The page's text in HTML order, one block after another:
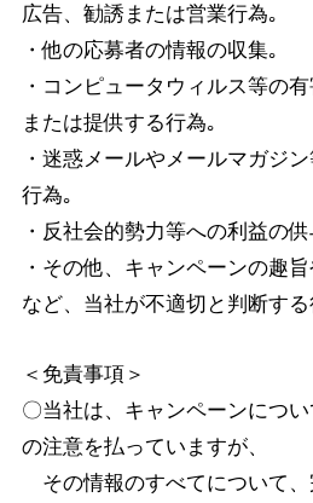
広告、勧誘または営業行為｡
・他の応募者の情報の収集｡
・コンピュータウィルス等の
または提供する行為｡
・迷惑メールやメールマガジ
行為｡
・反社会的勢力等への利益の供
・その他、キャンペーンの趣
など、当社が不適切と判断する
＜免責事項＞
〇当社は、キャンペーンにつ
の注意を払っていますが、
その情報のすべてについて